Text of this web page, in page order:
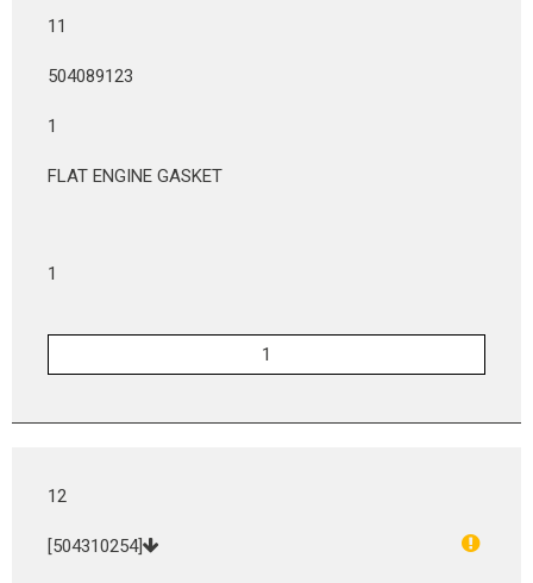
11
504089123
1
FLAT ENGINE GASKET
1
12
[504310254]